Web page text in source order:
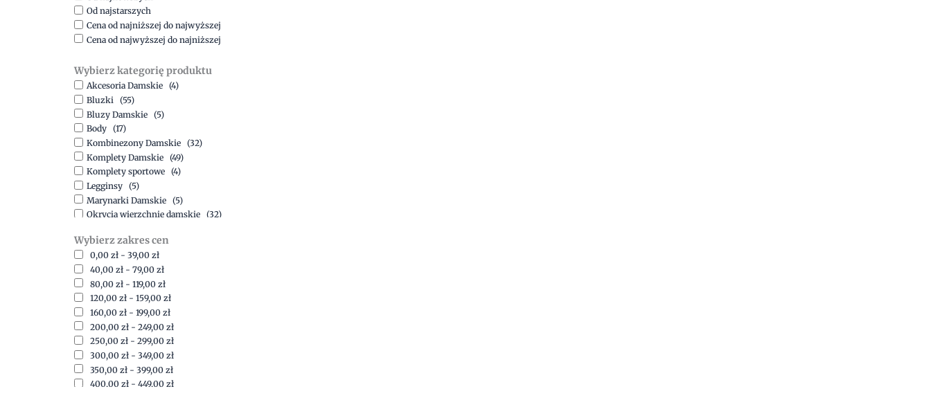
Od najstarszych
Cena od najniższej do najwyższej
Cena od najwyższej do najniższej
Wybierz kategorię produktu
Akcesoria Damskie (4)
Bluzki (55)
Bluzy Damskie (5)
Body (17)
Kombinezony Damskie (32)
Komplety Damskie (49)
Komplety sportowe (4)
Legginsy (5)
Marynarki Damskie (5)
Okrycia wierzchnie damskie (32)
Spodnie (15)
Sukienki (41)
Swetry Damskie (19)
Szorty (7)
Wybierz zakres cen
0,00 zł - 39,00 zł
40,00 zł - 79,00 zł
80,00 zł - 119,00 zł
120,00 zł - 159,00 zł
160,00 zł - 199,00 zł
200,00 zł - 249,00 zł
250,00 zł - 299,00 zł
300,00 zł - 349,00 zł
350,00 zł - 399,00 zł
400,00 zł - 449,00 zł